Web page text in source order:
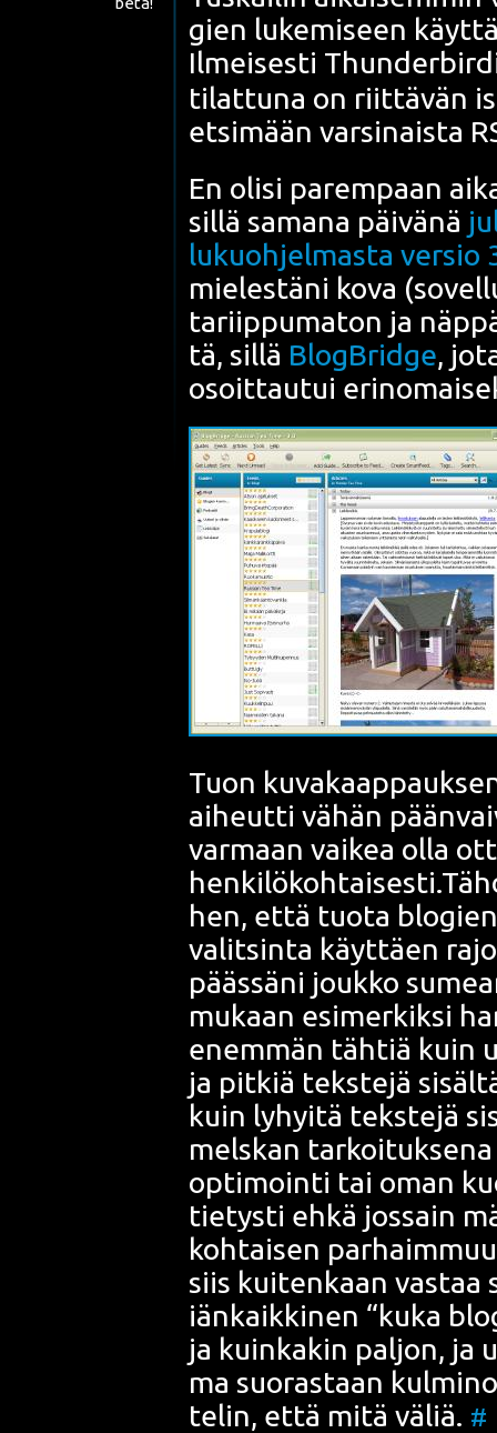
gien luke­mi­seen
Ilmei­ses­ti
tilat­tu­na on riit­tä­vän
etsi­mään var­si­nais­ta
En oli­si parem­paan
sil­lä sama­na päi­vä­nä
lukuoh­jel­mas­ta ver­sio
mie­les­tä­ni kova
ta­riip­pu­ma­ton ja
tä, sil­lä Blog­Brid­ge,
osoit­tau­tui
Tuon
aiheut­ti vähän
var­maan vai­kea olla
hen, että tuo­ta
valit­sin­ta käyt­täen
pääs­sä­ni jouk­ko
mukaan esi­mer­kik­si
enem­män täh­tiä kuin
ja pit­kiä teks­te­jä
kuin lyhyi­tä teks­te­jä
mels­kan
opti­moin­ti tai oman
tie­tys­ti ehkä jos­sain
koh­tai­sen
siis kui­ten­kaan vas­taa
iän­kaik­ki­nen “kuka
ja kuin­ka­kin pal­jon, ja
ma suo­ras­taan
te­lin, että mitä väliä. #